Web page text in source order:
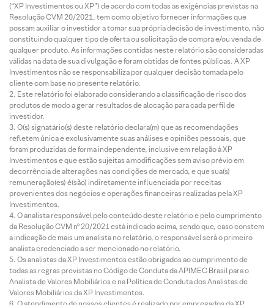
(“XP Investimentos ou XP”) de acordo com todas as exigências previstas na
Resolução CVM 20/2021, tem como objetivo fornecer informações que
possam auxiliar o investidor a tomar sua própria decisão de investimento, não
constituindo qualquer tipo de oferta ou solicitação de compra e/ou venda de
qualquer produto. As informações contidas neste relatório são consideradas
válidas na data de sua divulgação e foram obtidas de fontes públicas. A XP
Investimentos não se responsabiliza por qualquer decisão tomada pelo
cliente com base no presente relatório.
Este relatório foi elaborado considerando a classificação de risco dos
produtos de modo a gerar resultados de alocação para cada perfil de
investidor.
O(s) signatário(s) deste relatório declara(m) que as recomendações
refletem única e exclusivamente suas análises e opiniões pessoais, que
foram produzidas de forma independente, inclusive em relação à XP
Investimentos e que estão sujeitas a modificações sem aviso prévio em
decorrência de alterações nas condições de mercado, e que sua(s)
remuneração(es) é(são) indiretamente influenciada por receitas
provenientes dos negócios e operações financeiras realizadas pela XP
Investimentos.
O analista responsável pelo conteúdo deste relatório e pelo cumprimento
da Resolução CVM nº 20/2021 está indicado acima, sendo que, caso constem
a indicação de mais um analista no relatório, o responsável será o primeiro
analista credenciado a ser mencionado no relatório.
Os analistas da XP Investimentos estão obrigados ao cumprimento de
todas as regras previstas no Código de Conduta da APIMEC Brasil para o
Analista de Valores Mobiliários e na Política de Conduta dos Analistas de
Valores Mobiliários da XP Investimentos.